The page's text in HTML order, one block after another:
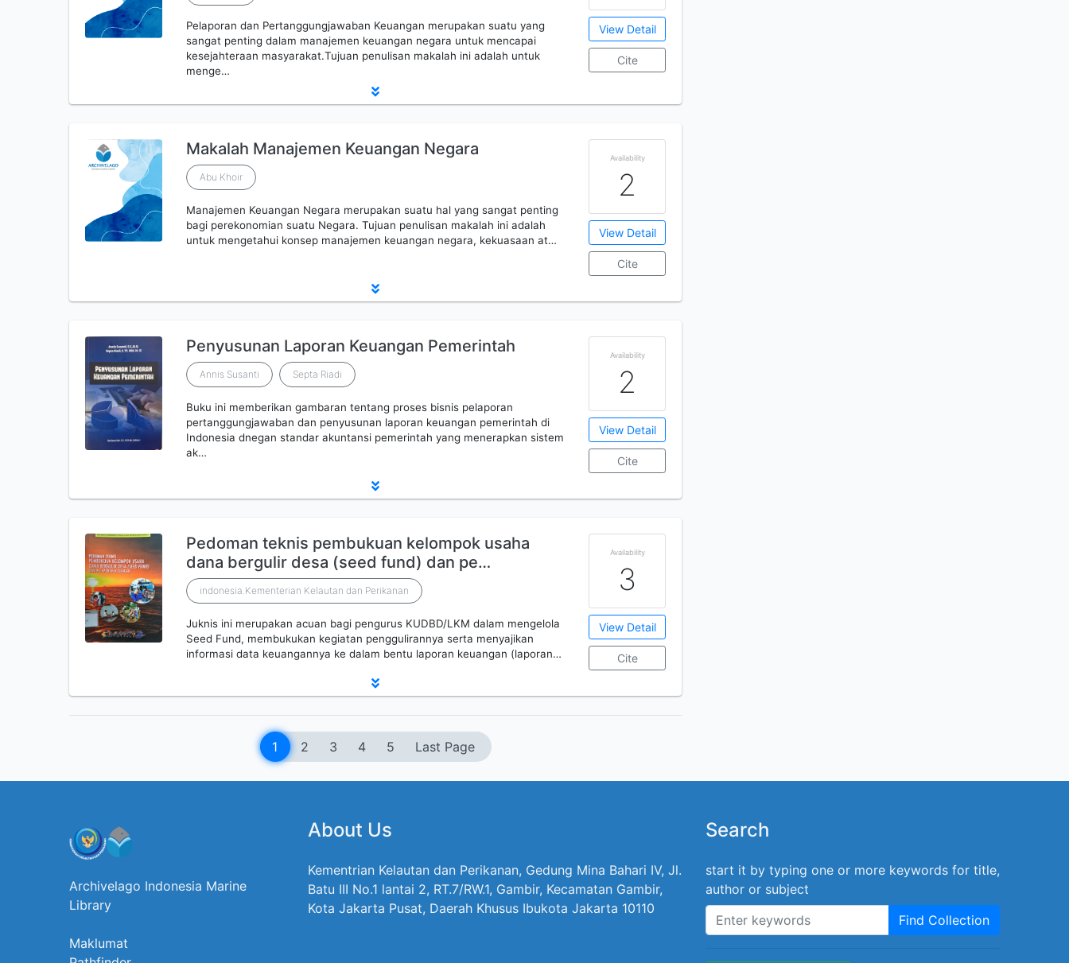
Pelaporan dan Pertanggungjawaban Keuangan merupakan suatu yang
sangat penting dalam manajemen keuangan negara untuk mencapai
kesejahteraan masyarakat.Tujuan penulisan makalah ini adalah untuk
menge…
View Detail
Cite
Makalah Manajemen Keuangan Negara
Abu Khoir
Manajemen Keuangan Negara merupakan suatu hal yang sangat penting
bagi perekonomian suatu Negara. Tujuan penulisan makalah ini adalah
untuk mengetahui konsep manajemen keuangan negara, kekuasaan at…
Availability
2
View Detail
Cite
Penyusunan Laporan Keuangan Pemerintah
Annis Susanti Septa Riadi
Buku ini memberikan gambaran tentang proses bisnis pelaporan
pertanggungjawaban dan penyusunan laporan keuangan pemerintah di
Indonesia dnegan standar akuntansi pemerintah yang menerapkan sistem
ak…
Availability
2
View Detail
Cite
Pedoman teknis pembukuan kelompok usaha
dana bergulir desa (seed fund) dan pe…
indonesia.Kementerian Kelautan dan Perikanan
Juknis ini merupakan acuan bagi pengurus KUDBD/LKM dalam mengelola
Seed Fund, membukukan kegiatan penggulirannya serta menyajikan
informasi data keuangannya ke dalam bentu laporan keuangan (laporan…
Availability
3
View Detail
Cite
1 2 3 4 5 Last Page
Archivelago Indonesia Marine
Library
Maklumat
About Us
Kementrian Kelautan dan Perikanan, Gedung Mina Bahari IV, Jl.
Batu III No.1 lantai 2, RT.7/RW.1, Gambir, Kecamatan Gambir,
Kota Jakarta Pusat, Daerah Khusus Ibukota Jakarta 10110
Search
start it by typing one or more keywords for title,
author or subject
Find Collection